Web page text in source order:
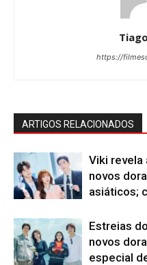
https://
ARTIGOS RELACIONADOS
Viki revela
novos
asiáticos;
Estreias
novos
especial